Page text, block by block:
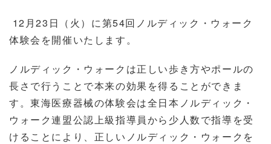
12月23日（火）に第54回ノルディック・ウォーク
体験会を開催いたします。
ノルディック・ウォークは正しい歩き方やポールの
長さで行うことで本来の効果を得ることができま
す。東海医療器械の体験会は全日本ノルディック・
ウォーク連盟公認上級指導員から少人数で指導を受
けることにより、正しいノルディック・ウォークを